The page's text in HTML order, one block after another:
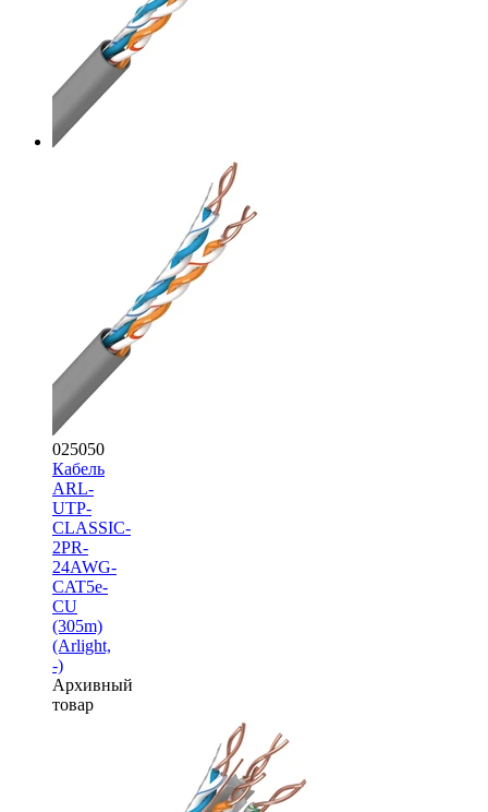
025050
Кабель
ARL-
UTP-
CLASSIC-
2PR-
24AWG-
CAT5e-
CU
(305m)
(Arlight,
-)
Архивный
товар